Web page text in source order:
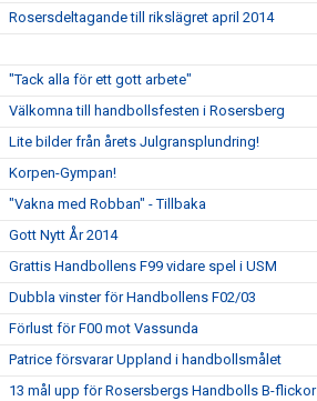
Rosersdeltagande till rikslägret april 2014
"Tack alla för ett gott arbete"
Välkomna till handbollsfesten i Rosersberg
Lite bilder från årets Julgransplundring!
Korpen-Gympan!
"Vakna med Robban" - Tillbaka
Gott Nytt År 2014
Grattis Handbollens F99 vidare spel i USM
Dubbla vinster för Handbollens F02/03
Förlust för F00 mot Vassunda
Patrice försvarar Uppland i handbollsmålet
13 mål upp för Rosersbergs Handbolls B-flickor